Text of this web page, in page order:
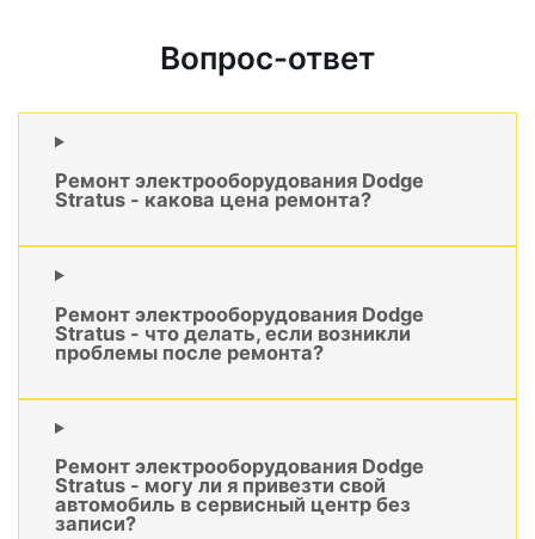
Вопрос-ответ
Ремонт электрооборудования Dodge
Stratus - какова цена ремонта?
Ремонт электрооборудования Dodge
Stratus - что делать, если возникли
проблемы после ремонта?
Ремонт электрооборудования Dodge
Stratus - могу ли я привезти свой
автомобиль в сервисный центр без
записи?